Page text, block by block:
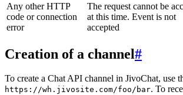
Any other HTTP
code or connection
error
The request cannot be
at this time. Event is not
accepted
Creation of a channel#
To create a Chat API channel in JivoChat, use
https://wh.jivosite.com/foo/bar. To